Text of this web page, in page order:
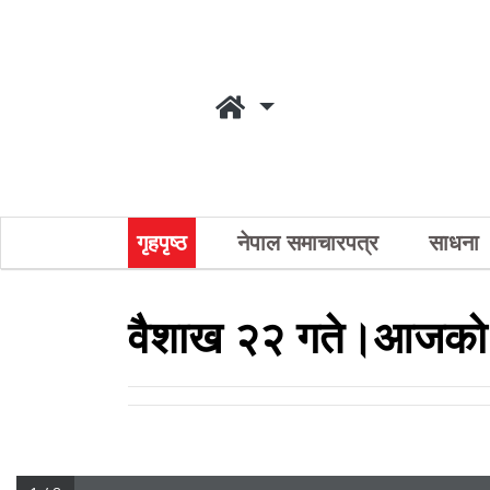
गृहपृष्ठ नेपाल समाचारपत्र साधना
वैशाख २२ गते।आजको